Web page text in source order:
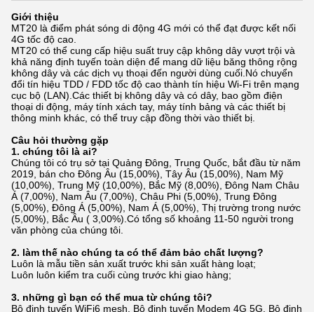
Giới thiệu
MT20 là điểm phát sóng di động 4G mới có thể đạt được kết nối
4G tốc độ cao.
MT20 có thể cung cấp hiệu suất truy cập không dây vượt trội và
khả năng định tuyến toàn diện để mang dữ liệu băng thông rộng
không dây và các dịch vụ thoại đến người dùng cuối.Nó chuyển
đổi tín hiệu TDD / FDD tốc độ cao thành tín hiệu Wi-Fi trên mạng
cục bộ (LAN).Các thiết bị không dây và có dây, bao gồm điện
thoại di động, máy tính xách tay, máy tính bảng và các thiết bị
thông minh khác, có thể truy cập đồng thời vào thiết bị.
Câu hỏi thường gặp
1. chúng tôi là ai?
Chúng tôi có trụ sở tại Quảng Đông, Trung Quốc, bắt đầu từ năm
2019, bán cho Đông Âu (15,00%), Tây Âu (15,00%), Nam Mỹ
(10,00%), Trung Mỹ (10,00%), Bắc Mỹ (8,00%), Đông Nam Châu
Á (7,00%), Nam Âu (7,00%), Châu Phi (5,00%), Trung Đông
(5,00%), Đông Á (5,00%), Nam Á (5,00%), Thị trường trong nước
(5,00%), Bắc Âu ( 3,00%).Có tổng số khoảng 11-50 người trong
văn phòng của chúng tôi.
2. làm thế nào chúng ta có thể đảm bảo chất lượng?
Luôn là mẫu tiền sản xuất trước khi sản xuất hàng loạt;
Luôn luôn kiểm tra cuối cùng trước khi giao hàng;
3. những gì bạn có thể mua từ chúng tôi?
Bộ định tuyến WiFi6 mesh, Bộ định tuyến Modem 4G 5G, Bộ định